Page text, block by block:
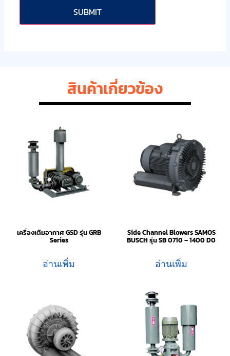
สินค้าเกี่ยวข้อง
เครื่องเติมอากาศ GSD รุ่น GRB
Series
อ่านเพิ่ม
Side Channel Blowers SAMOS
BUSCH รุ่น SB 0710 – 1400 D0
อ่านเพิ่ม